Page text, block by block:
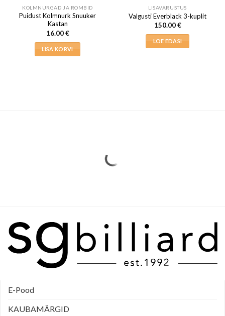
KOLMNURGAD JA ROMBID
Puidust Kolmnurk Snuuker
Kastan
16.00€
LISA KORVI
LISAVARUSTUS
Valgusti Everblack 3-kuplit
150.00€
LOE EDASI
E-Pood
KAUBAMÄRGID